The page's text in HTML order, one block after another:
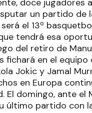
doce jugadores
un partido de
el 13º
tendrá esa
del retiro de
fichará en el equipo
Jokic y Jamal
en Europa
El domingo, ante el
último partido con